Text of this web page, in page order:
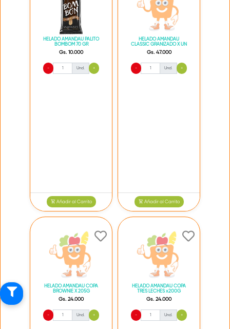
HELADO AMANDAU PALITO
BOMBOM 70 GR
Gs. 10.000
- Und. +
Añadir al Carrito
HELADO AMANDAU
CLASSIC GRANIZADO X UN
Gs. 47.000
- Und. +
Añadir al Carrito
HELADO AMANDAU COPA
BROWNIE X 205G
Gs. 24.000
- Und. +
HELADO AMANDAU COPA
TRES LECHES x200G
Gs. 24.000
- Und. +